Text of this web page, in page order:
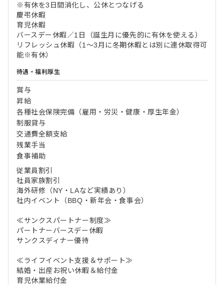
※有休を3日間消化し、公休とつなげる
慶弔休暇
育児休暇
バースデー休暇／1日（誕生月に優先的に有休を使える）
リフレッシュ休暇（1～3月に冬期休暇とは別に連休取得可
能※有休）
待遇・福利厚生
賞与
昇給
各種社会保険完備（雇用・労災・健康・厚生年金）
制服貸与
交通費全額支給
残業手当
食事補助
従業員割引
社員家族割引
海外研修（NY・LAなど実績あり）
社内イベント（BBQ・新年会・食事会）
≪サンクスパートナー制度≫
パートナーバースデー休暇
サンクスディナー優待
≪ライフイベント支援＆サポート≫
結婚・出産お祝い休暇＆給付金
育児休業給付金